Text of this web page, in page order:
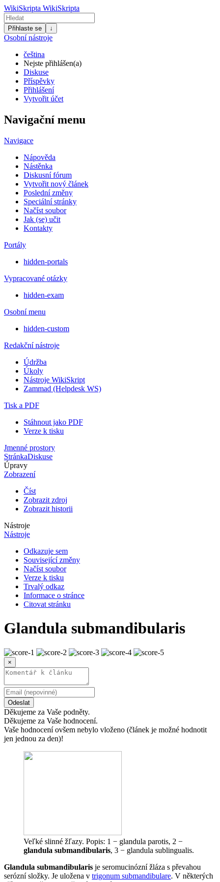
WikiSkripta WikiSkripta
Přihlaste se ↓
Osobní nástroje
čeština
Nejste přihlášen(a)
Diskuse
Příspěvky
Přihlášení
Vytvořit účet
Navigační menu
Navigace
Nápověda
Nástěnka
Diskusní fórum
Vytvořit nový článek
Poslední změny
Speciální stránky
Načíst soubor
Jak (se) učit
Kontakty
Portály
hidden-portals
Vypracované otázky
hidden-exam
Osobní menu
hidden-custom
Redakční nástroje
Údržba
Úkoly
Nástroje WikiSkript
Zammad (Helpdesk WS)
Tisk a PDF
Stáhnout jako PDF
Verze k tisku
Jmenné prostory
StránkaDiskuse
Úpravy
Zobrazení
Číst
Zobrazit zdroj
Zobrazit historii
Nástroje
Nástroje
Odkazuje sem
Související změny
Načíst soubor
Verze k tisku
Trvalý odkaz
Informace o stránce
Citovat stránku
Glandula submandibularis
×
Odeslat
Děkujeme za Vaše podněty.
Děkujeme za Vaše hodnocení.
Vaše hodnocení ovšem nebylo vloženo (článek je možné hodnotit
jen jednou za den)!
Veľké slinné žľazy. Popis: 1 − glandula parotis, 2 −
glandula submandibularis, 3 − glandula sublingualis.
Glandula submandibularis je seromucinózní žláza s převahou
serózní složky. Je uložena v trigonum submandibulare. V některých